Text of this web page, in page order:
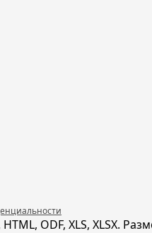
ODF, XLS, XLSX.